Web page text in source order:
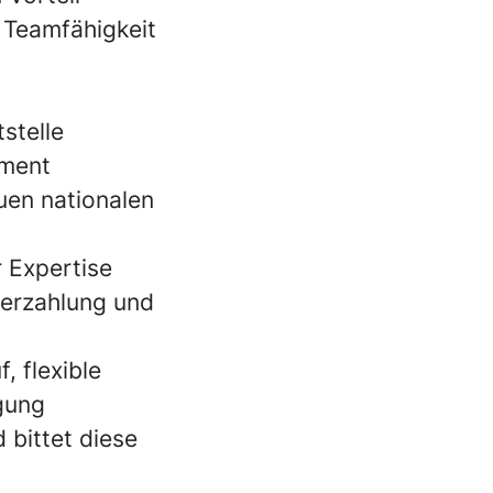
nationalen
Expertise
und
flexible
bittet diese